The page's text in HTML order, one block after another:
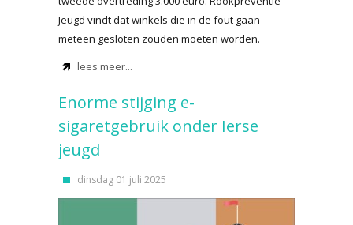
Jeugd vindt dat winkels die in de fout gaan
meteen gesloten zouden moeten worden.
lees meer...
Enorme stijging e-
sigaretgebruik onder Ierse
jeugd
dinsdag 01 juli 2025